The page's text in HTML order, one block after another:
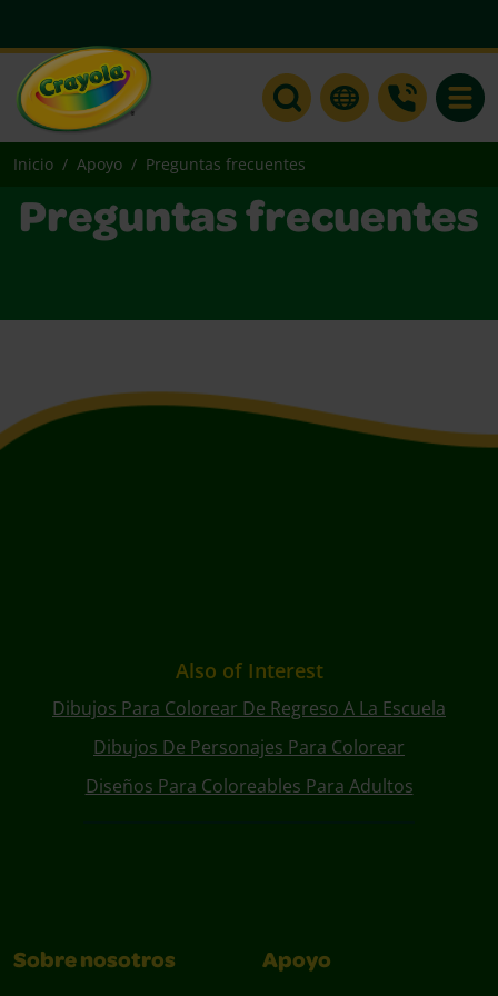
Inicio Apoyo Preguntas frecuentes
Preguntas frecuentes
Also of Interest
Dibujos Para Colorear De Regreso A La Escuela
Dibujos De Personajes Para Colorear
Diseños Para Coloreables Para Adultos
Sobre nosotros Apoyo